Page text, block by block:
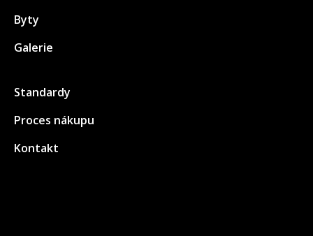
Byty
Galerie
Standardy
Proces nákupu
Kontakt